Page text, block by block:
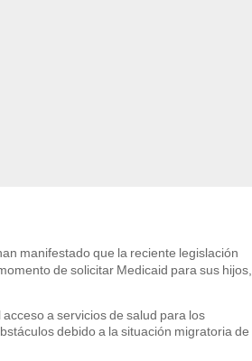
manifestado que la reciente legislación
de solicitar Medicaid para sus hijos,
a servicios de salud para los
debido a la situación migratoria de